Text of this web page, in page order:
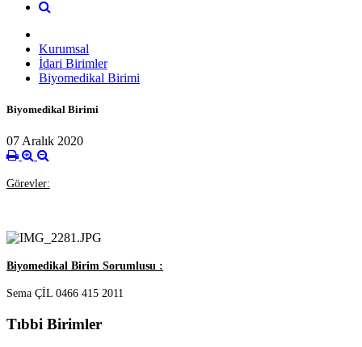
Kurumsal
İdari Birimler
Biyomedikal Birimi
Biyomedikal Birimi
07 Aralık 2020
Görevler:
Biyomedikal Birim Sorumlusu :
Sema ÇİL 0466 415 2011
Tıbbi Birimler